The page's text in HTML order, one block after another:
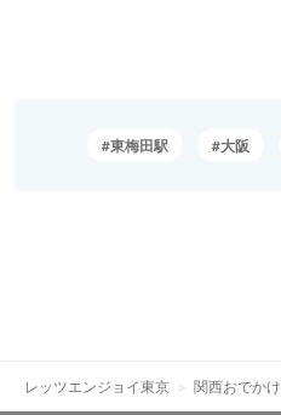
東梅田駅 大阪
レッツエンジョイ東京 関西おでかけ